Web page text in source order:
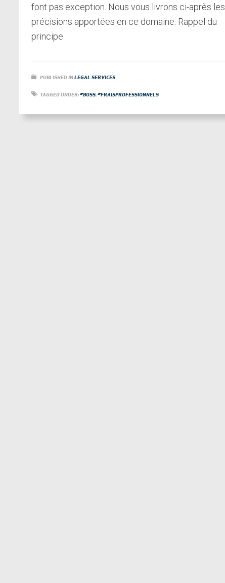
font pas exception. Nous vous livrons ci-après les
précisions apportées en ce domaine. Rappel du
principe
PUBLISHED INLEGAL SERVICES
TAGGED UNDER:#BOSS,#FRAISPROFESSIONNELS